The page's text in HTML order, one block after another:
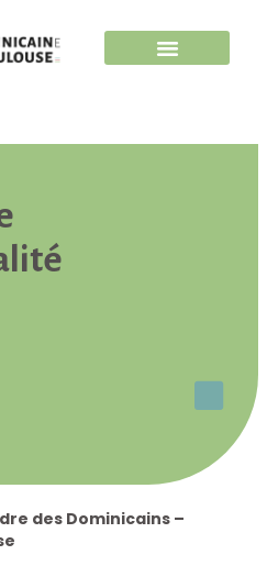
des Dominicains –